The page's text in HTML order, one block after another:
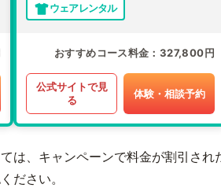
ウェアレンタル
おすすめコース料金 327,800円
公式サイトで見
る
体験・相談予約
は、キャンペーンで料金が割引され
ださい。